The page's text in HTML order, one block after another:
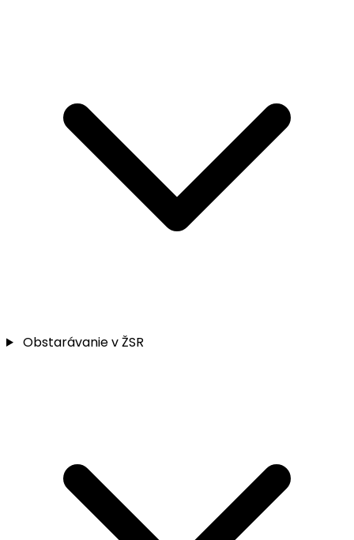
Obstarávanie v ŽSR